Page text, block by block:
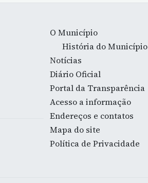
O Município
História do Município
Notícias
Diário Oficial
Portal da Transparência
Acesso a informação
Endereços e contatos
Mapa do site
Política de Privacidade